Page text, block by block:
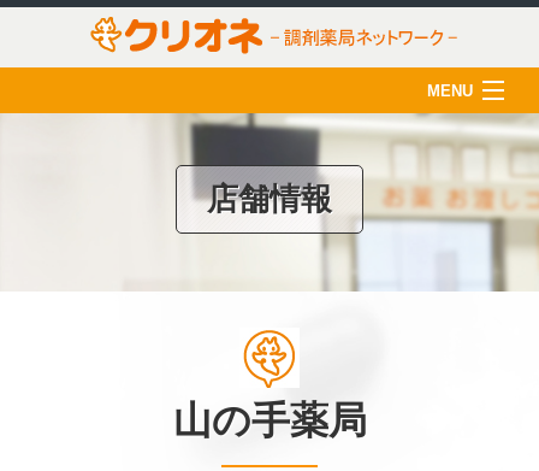
MENU
薬剤師の育成
ご利用のみなさま
店舗情報
山の手薬局